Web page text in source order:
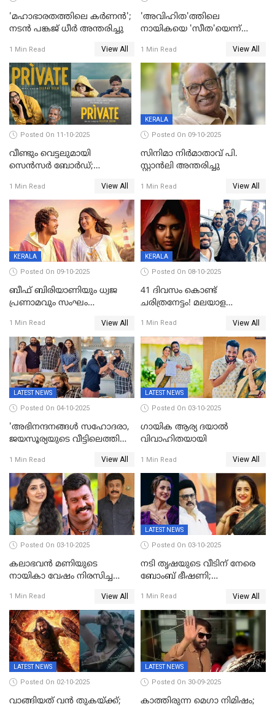
'മഹാഭാരതത്തിലെ കർണന്‍';
നടൻ പങ്കജ് ധീർ അന്തരിച്ചു
1 Min Read View All
'അവിഹിത'ത്തിലെ
നായികയെ 'സീത'യെന്ന്
ബോർഡ്
1 Min Read View All
Posted On 11-10-2025
വീണ്ടും വെട്ടലുമായി
സെന്‍സര്‍ ബോര്‍ഡ്;
തിരുത്തല്‍
1 Min Read View All
KERALA
Posted On 09-10-2025
സിനിമാ നിർമാതാവ് പി.
സ്റ്റാൻലി അന്തരിച്ചു
1 Min Read View All
KERALA
Posted On 09-10-2025
ബീഫ് ബിരിയാണിയും ധ്വജ
പ്രണാമവും സംഘം
നിഗത്തിന്റെ ഹാൽ
സിനിമയ്ക്ക്
സെൻസർബോർഡിന്റെ
കടുംവെട്ട്
1 Min Read View All
KERALA
Posted On 08-10-2025
41 ദിവസം കൊണ്ട്
ചരിത്രനേട്ടം! മലയാള
അധ്യായം, വിസ്മയമായി
ലോക 300 കോടി ക്ലബ്ബിൽ
1 Min Read View All
LATEST NEWS
Posted On 04-10-2025
'അഭിനന്ദനങ്ങൾ സഹോദരാ,
ജയസൂര്യയുടെ വീട്ടിലെത്തി
ആഘോഷം'
1 Min Read View All
LATEST NEWS
Posted On 03-10-2025
ഗായിക ആര്യ ദയാൽ
വിവാഹിതയായി
1 Min Read View All
Posted On 03-10-2025
കലാഭവൻ മണിയുടെ
നായികാ വേഷം നിരസിച്ച
നടി ദിവ്യ ഉണ്ണിയല്ലെന്നും
സമൂഹമാധ്യമത്തിൽ കുറിപ്പ്
1 Min Read View All
LATEST NEWS
Posted On 03-10-2025
നടി തൃഷയുടെ വീടിന് നേരെ
ബോംബ് ഭീഷണി;
കണ്ടെത്തൽ
1 Min Read View All
LATEST NEWS
Posted On 02-10-2025
വാങ്ങിയത് വൻ തുകയ്ക്ക്;
LATEST NEWS
Posted On 30-09-2025
കാത്തിരുന്ന മെഗാ നിമിഷം;